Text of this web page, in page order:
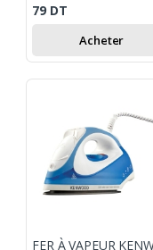
79 DT
Acheter